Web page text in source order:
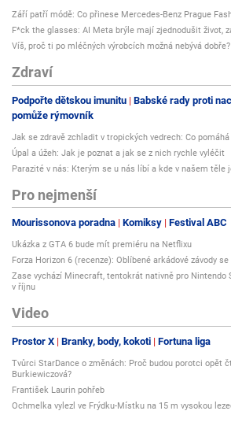
Září patří módě: Co přinese Mercedes-Benz Prague
F*ck the glasses: AI Meta brýle mají zjednodušit život,
Víš, proč ti po mléčných výrobcích možná nebývá dobře?
Zdraví
Podpořte dětskou imunitu Babské rady proti
pomůže rýmovník
Jak se zdravě zchladit v tropických vedrech: Co
Úpal a úžeh: Jak je poznat a jak se z nich rychle vyléčit
Parazité v nás: Kterým se u nás líbí a kde v našem těle
Pro nejmenší
Mourissonova poradna Komiksy Festival ABC
Ukázka z GTA 6 bude mít premiéru na Netflixu
Forza Horizon 6 (recenze): Oblíbené arkádové závody
Zase vychází Minecraft, tentokrát nativně pro Nintendo
v říjnu
Video
Prostor X Branky, body, kokoti Fortuna liga
Tvůrci StarDance o změnách: Proč budou porotci opět
Burkiewiczová?
František Laurin pohřeb
Ochmelka vylezl ve Frýdku-Místku na 15 m vysokou